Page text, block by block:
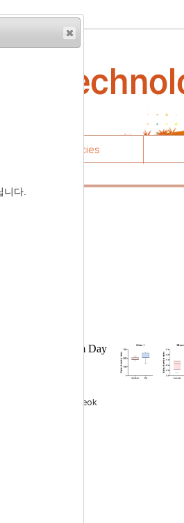
Journal policies
Root Powder from Day
영향
, June Hyeok
다.